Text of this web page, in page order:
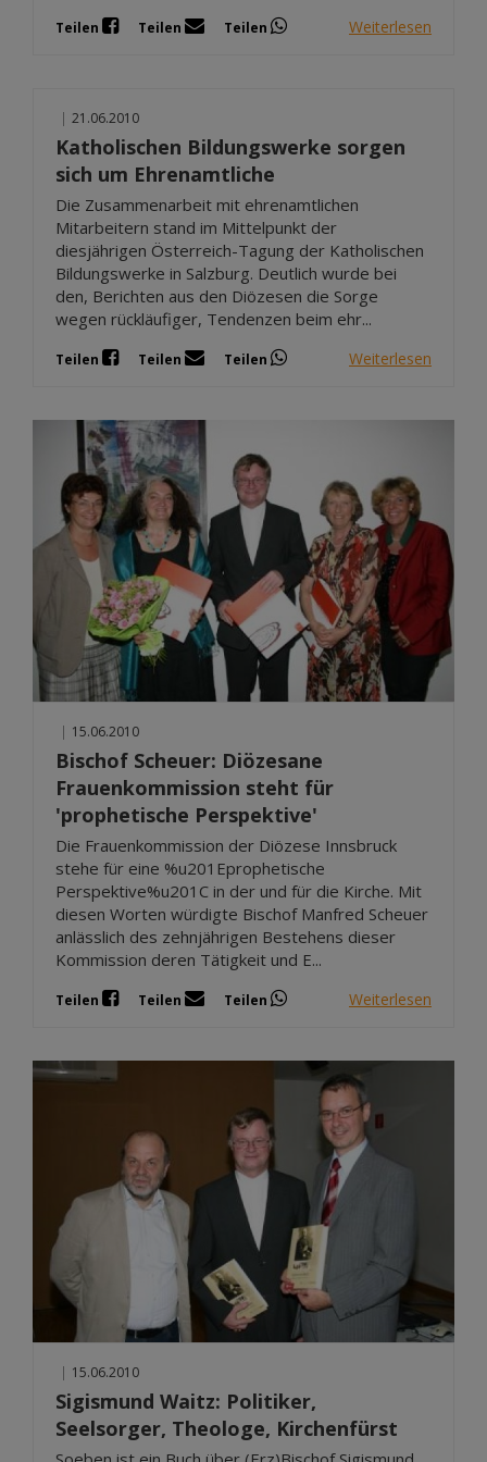
Teilen Teilen Teilen Weiterlesen
| 21.06.2010
Katholischen Bildungswerke sorgen
sich um Ehrenamtliche
Die Zusammenarbeit mit ehrenamtlichen
Mitarbeitern stand im Mittelpunkt der
diesjährigen Österreich-Tagung der Katholischen
Bildungswerke in Salzburg. Deutlich wurde bei
den, Berichten aus den Diözesen die Sorge
wegen rückläufiger, Tendenzen beim ehr...
Teilen Teilen Teilen Weiterlesen
| 15.06.2010
Bischof Scheuer: Diözesane
Frauenkommission steht für
'prophetische Perspektive'
Die Frauenkommission der Diözese Innsbruck
stehe für eine %u201Eprophetische
Perspektive%u201C in der und für die Kirche. Mit
diesen Worten würdigte Bischof Manfred Scheuer
anlässlich des zehnjährigen Bestehens dieser
Kommission deren Tätigkeit und E...
Teilen Teilen Teilen Weiterlesen
| 15.06.2010
Sigismund Waitz: Politiker,
Seelsorger, Theologe, Kirchenfürst